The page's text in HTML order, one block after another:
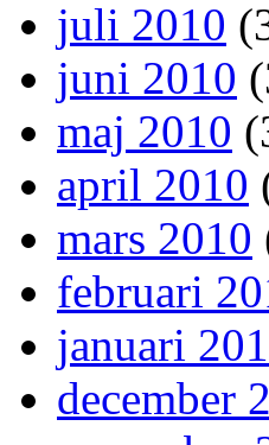
juli 2010
juni 2010
maj 2010
april 2010
mars 2010
februari
januari
december